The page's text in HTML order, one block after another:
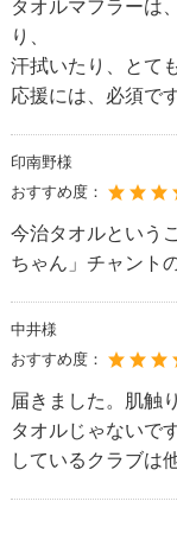
タオルマフラーは
り、
汗拭いたり、とて
応援には、必須で
印南野様
おすすめ度：
今治タオルという
ちゃん」チャント
中井様
おすすめ度：
届きました。肌触
タオルじゃないで
しているクラブは